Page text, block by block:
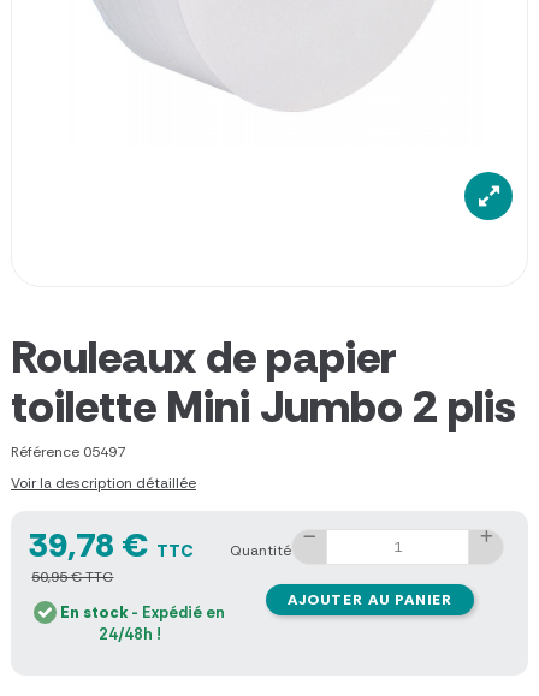
Rouleaux de papier
toilette Mini Jumbo 2 plis
Référence 05497
Voir la description détaillée
39,78 € TTC
50,95 € TTC
En stock- Expédié en
24/48h !
Quantité
AJOUTER AU PANIER